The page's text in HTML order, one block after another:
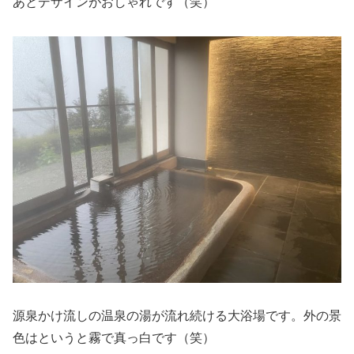
源泉かけ流しの温泉の湯が流れ続ける大浴場です。外の景
色はというと霧で真っ白です（笑）